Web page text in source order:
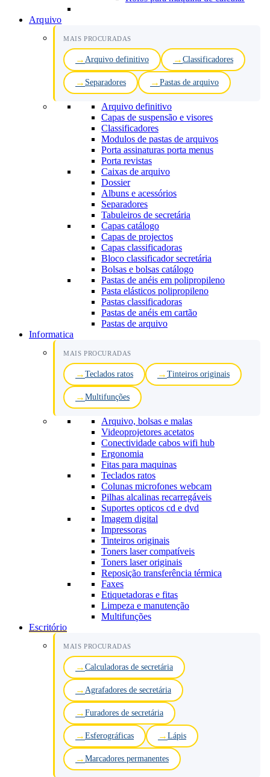
Arquivo
MAIS PROCURADAS
Arquivo definitivo Classificadores
Separadores Pastas de arquivo
Arquivo definitivo
Capas de suspensão e visores
Classificadores
Modulos de pastas de arquivos
Porta assinaturas porta menus
Porta revistas
Caixas de arquivo
Dossier
Albuns e acessórios
Separadores
Tabuleiros de secretária
Capas catálogo
Capas de projectos
Capas classificadoras
Bloco classificador secretária
Bolsas e bolsas catálogo
Pastas de anéis em polipropileno
Pasta elásticos polipropileno
Pastas classificadoras
Pastas de anéis em cartão
Pastas de arquivo
Informatica
MAIS PROCURADAS
Teclados ratos Tinteiros originais
Multifunções
Arquivo, bolsas e malas
Videoprojetores acetatos
Conectividade cabos wifi hub
Ergonomia
Fitas para maquinas
Teclados ratos
Colunas microfones webcam
Pilhas alcalinas recarregáveis
Suportes opticos cd e dvd
Imagem digital
Impressoras
Tinteiros originais
Toners laser compatíveis
Toners laser originais
Reposição transferência térmica
Faxes
Etiquetadoras e fitas
Limpeza e manutenção
Multifunções
Escritório
MAIS PROCURADAS
Calculadoras de secretária
Agrafadores de secretária
Furadores de secretária
Esferográficas Lápis
Marcadores permanentes